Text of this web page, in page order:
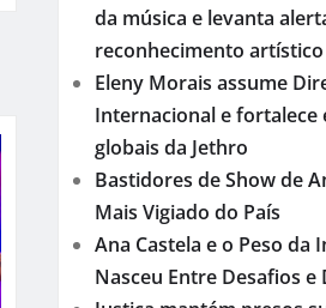
da música e levanta
reconhecimento artístico
Eleny Morais assume
Internacional e fortalece
globais da Jethro
Bastidores de Show de
Mais Vigiado do País
Ana Castela e o Peso da
Nasceu Entre Desafios e